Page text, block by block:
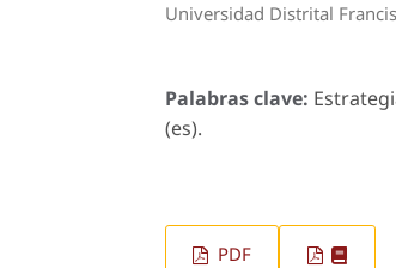
Universidad Distrital
Palabras clave:
(es).
PDF